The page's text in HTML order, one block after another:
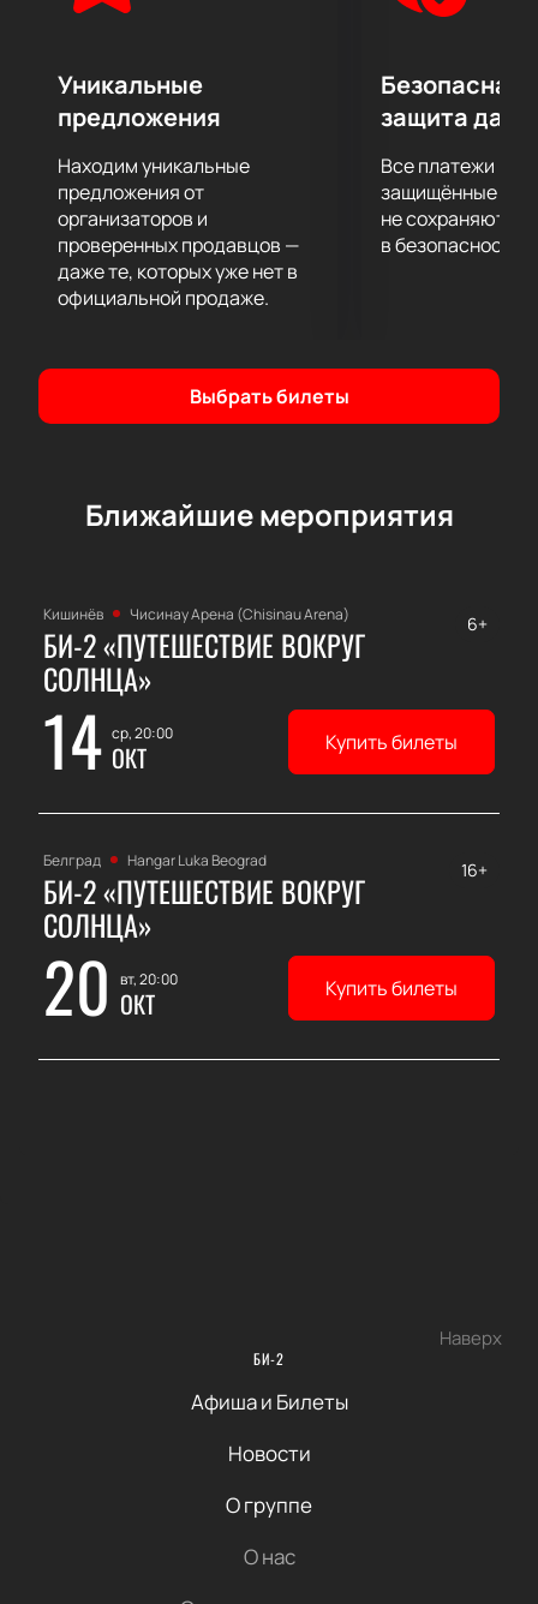
Уникальные
предложения
Находим уникальные
предложения от
организаторов и
проверенных продавцов —
даже те, которых уже нет в
официальной продаже.
Безопасная
защита
Все платежи
защищённые
не сохраняются
в безопасности.
Выбрать билеты
Ближайшие мероприятия
Кишинёв Чисинау Арена (Chisinau Arena)
БИ-2 «ПУТЕШЕСТВИЕ ВОКРУГ
СОЛНЦА»
14 ср, 20:00
ОКТ
6+
Купить билеты
Белград Hangar Luka Beograd
БИ-2 «ПУТЕШЕСТВИЕ ВОКРУГ
СОЛНЦА»
20 вт, 20:00
ОКТ
16+
Купить билеты
Наверх
БИ-2
Афиша и Билеты
Новости
О группе
О нас